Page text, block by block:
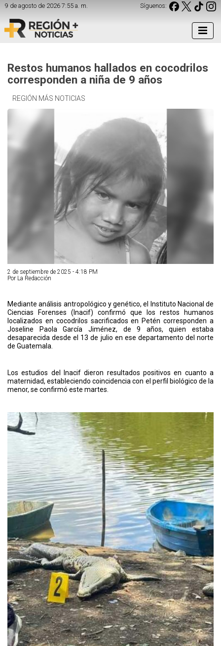
9 de agosto de 2026 7:55 a. m. Síguenos:
Restos humanos hallados en cocodrilos
corresponden a niña de 9 años
REGIÓN MÁS NOTICIAS
2 de septiembre de 2025 - 4:18 PM
Por La Redacción
Mediante análisis antropológico y genético, el Instituto Nacional de
Ciencias Forenses (Inacif) confirmó que los restos humanos
localizados en cocodrilos sacrificados en Petén corresponden a
Joseline Paola García Jiménez, de 9 años, quien estaba
desaparecida desde el 13 de julio en ese departamento del norte
de Guatemala.
Los estudios del Inacif dieron resultados positivos en cuanto a
maternidad, estableciendo coincidencia con el perfil biológico de la
menor, se confirmó este martes.